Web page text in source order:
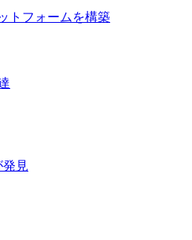
トフォームを構築
見